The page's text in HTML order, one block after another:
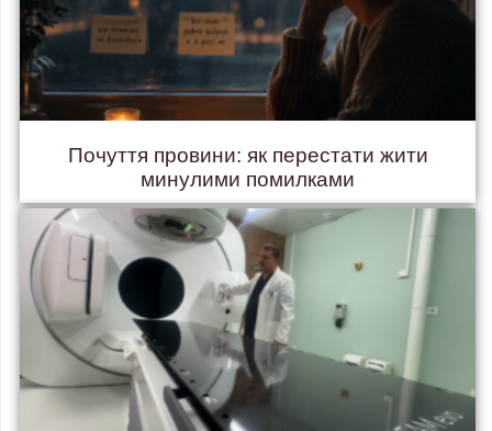
Почуття провини: як перестати жити
минулими помилками